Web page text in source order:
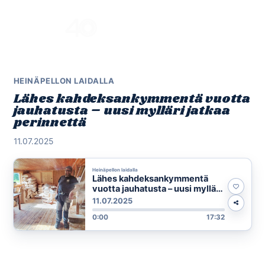
HEINÄPELLON LAIDALLA
Lähes kahdeksankymmentä vuotta
jauhatusta – uusi mylläri jatkaa
perinnettä
11.07.2025
Heinäpellon laidalla
Lähes kahdeksankymmentä
vuotta jauhatusta – uusi mylläri
jatkaa perinnettä
11.07.2025
0:00 17:32